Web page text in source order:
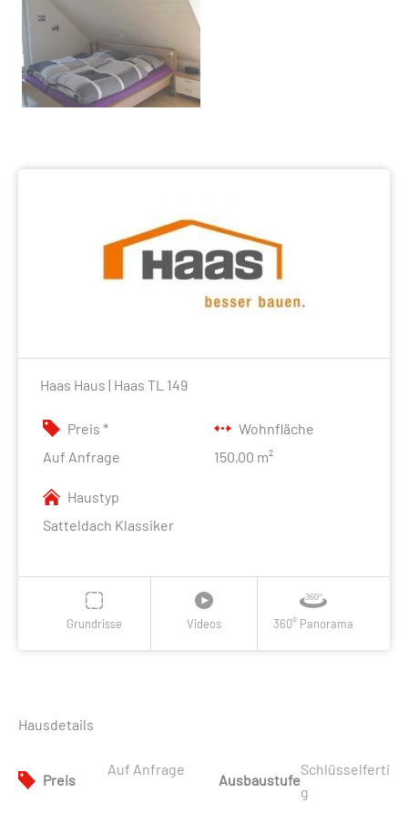
Haas Haus | Haas TL 149
Preis *
Auf Anfrage
Wohnfläche
150,00 m²
Haustyp
Satteldach Klassiker
Grundrisse Videos 360° Panorama
Hausdetails
Preis
Auf Anfrage
Ausbaustufe
Schlüsselferti
g